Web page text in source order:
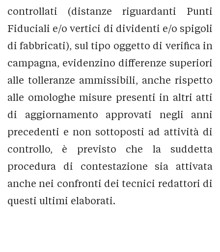
controllati (distanze riguardanti Punti
Fiduciali e/o vertici di dividenti e/o spigoli
di fabbricati), sul tipo oggetto di verifica in
campagna, evidenzino differenze superiori
alle tolleranze ammissibili, anche rispetto
alle omologhe misure presenti in altri atti
di aggiornamento approvati negli anni
precedenti e non sottoposti ad attività di
controllo, è previsto che la suddetta
procedura di contestazione sia attivata
anche nei confronti dei tecnici redattori di
questi ultimi elaborati.